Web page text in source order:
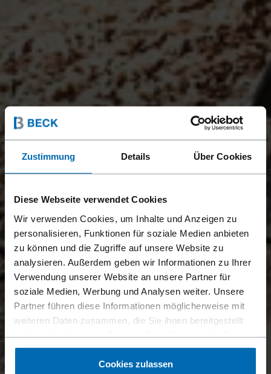
Zustimmung Details Über Cookies
Diese Webseite verwendet Cookies
Wir verwenden Cookies, um Inhalte und Anzeigen zu
personalisieren, Funktionen für soziale Medien anbieten
zu können und die Zugriffe auf unsere Website zu
analysieren. Außerdem geben wir Informationen zu Ihrer
Verwendung unserer Website an unsere Partner für
soziale Medien, Werbung und Analysen weiter. Unsere
Partner führen diese Informationen möglicherweise mit
weiteren Daten zusammen, die Sie ihnen bereitgestellt
gesammelt haben.
Cookies zulassen